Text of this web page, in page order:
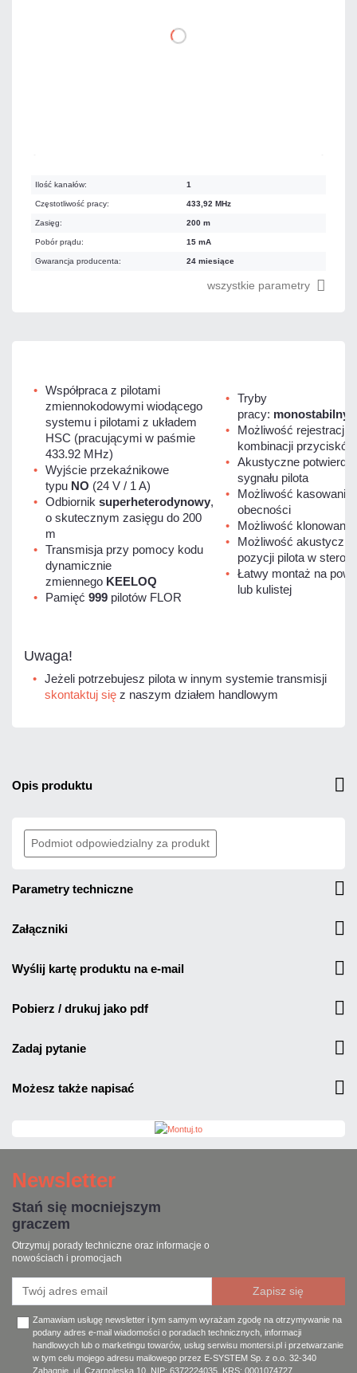
Ilość kanałów: 1
Częstotliwość pracy: 433,92 MHz
Zasięg: 200 m
Pobór prądu: 15 mA
Gwarancja producenta: 24 miesiące
wszystkie parametry
Współpraca z pilotami
zmiennokodowymi wiodącego
systemu i pilotami z układem
HSC (pracującymi w paśmie
433.92 MHz)
Wyjście przekaźnikowe
typu NO (24 V / 1 A)
Odbiornik superheterodynowy,
o skutecznym zasięgu do 200
m
Transmisja przy pomocy kodu
dynamicznie
zmiennego KEELOQ
Pamięć 999 pilotów FLOR
Tryby
pracy: monostabilny
Możliwość rejestracji
kombinacji przycisków
Akustyczne
sygnału pilota
Możliwość kasowania
obecności
Możliwość klonowania
Możliwość
pozycji pilota w
Łatwy montaż na
lub kulistej
Uwaga!
Jeżeli potrzebujesz pilota w innym systemie transmisji
skontaktuj się z naszym działem handlowym
opis produktu
Podmiot odpowiedzialny za produkt
parametry techniczne
załączniki
wyślij kartę produktu na e-mail
pobierz / drukuj jako pdf
zadaj pytanie
możesz także napisać
Newsletter
Stań się mocniejszym
graczem
Otrzymuj porady techniczne oraz informacje o
nowościach i promocjach
Zamawiam usługę newsletter i tym samym wyrażam zgodę na otrzymywanie na
podany adres e-mail wiadomości o poradach technicznych, informacji
handlowych lub o marketingu towarów, usług serwisu montersi.pl i przetwarzanie
w tym celu mojego adresu mailowego przez E-SYSTEM Sp. z o.o. 32-340
Zabagnie, ul. Czarnoleska 10, NIP: 6372224035, KRS: 0001074727